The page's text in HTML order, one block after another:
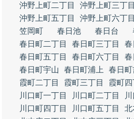
沖野上町二丁目
沖野上町三丁目
沖野上町五丁目
沖野上町六丁目
笠岡町
春日池 春日台
春日町二丁目
春日町三丁目
春
春日町五丁目
春日町六丁目
春
春日町宇山
春日町浦上 春日町
霞町二丁目
霞町三丁目
霞町四
川口町一丁目
川口町二丁目
川口町四丁目
川口町五丁目
北